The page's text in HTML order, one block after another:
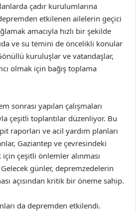
çadır kurulumlarına
etkilenen ailelerin geçici
amacıyla hızlı bir şekilde
ve su temini de öncelikli konular
kuruluşlar ve vatandaşlar,
olmak için bağış toplama
sonrası yapılan çalışmaları
çeşitli toplantılar düzenliyor. Bu
raporları ve acil yardım planları
Gaziantep ve çevresindeki
çeşitli önlemler alınması
günler, depremzedelerin
açısından kritik bir öneme sahip.
da depremden etkilendi.